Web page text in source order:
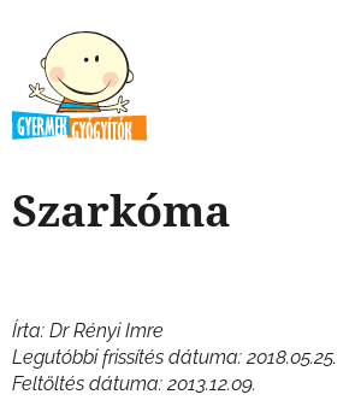
Szarkóma
Írta: Dr Rényi Imre
Legutóbbi frissítés dátuma: 2018.05.25.
Feltöltés dátuma: 2013.12.09.